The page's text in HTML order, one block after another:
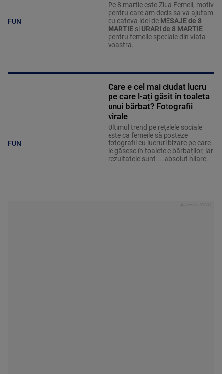
FUN
Pe 8 martie este Ziua Femeii, motiv
pentru care am decis sa va ajutam
cu cateva idei de MESAJE de 8
MARTIEsi URARI de 8 MARTIE
pentru femeile speciale din viata
voastra.
FUN
Care e cel mai ciudat lucru
pe care l-ați găsit în toaleta
unui bărbat? Fotografii
virale
Ultimul trend pe rețelele sociale
este ca femeile să posteze
fotografii cu lucruri bizare pe care
le găsesc în toaletele bărbaților, iar
rezultatele sunt ... absolut hilare.